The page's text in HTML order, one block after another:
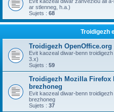
ar stlenneg, h.a.)
Sujets : 68
Troidigezh
Troidigezh OpenOffice.org
Evit kaozeal diwar-benn
3.x)
Sujets : 59
Troidigezh Mozilla Firefox
brezhoneg
Evit kaozeal diwar-benn
brezhoneg
Sujets : 37